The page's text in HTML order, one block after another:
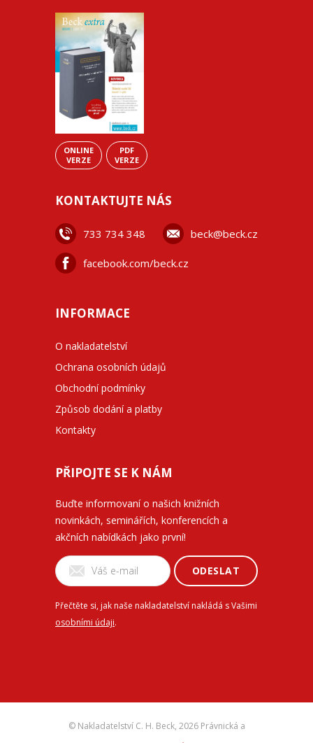
ONLINE
VERZE
PDF
VERZE
KONTAKTUJTE NÁS
733 734 348 beck@beck.cz
facebook.com/beck.cz
INFORMACE
O nakladatelství
Ochrana osobních údajů
Obchodní podmínky
Způsob dodání a platby
Kontakty
PŘIPOJTE SE K NÁM
Buďte informovaní o našich knižních
novinkách, seminářích, konferencích a
akčních nabídkách jako první!
ODESLAT
Přečtěte si, jak naše nakladatelství nakládá s Vašimi
osobními údaji.
© Nakladatelství C. H. Beck, 2026 Právnická a